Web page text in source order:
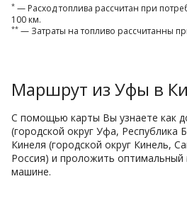
* — Расход топлива рассчитан при
100 км.
** — Затраты на топливо рассчитанны
Маршрут из Уфы в
С помощью карты Вы узнаете как
(городской округ Уфа, Республика
Кинеля (городской округ Кинель,
Россия) и проложить
машине.